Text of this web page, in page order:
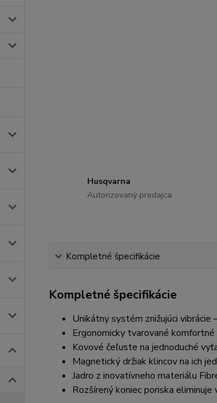
Husqvarna
Autorizovaný predajca
Kompletné špecifikácie
Kompletné špecifikácie
Unikátny systém znižujúci vibrácie
Ergonomicky tvarované komfortné
Kovové čeľuste na jednoduché
Magnetický držiak klincov na ich
Jadro z inovatívneho materiálu
Rozšírený koniec poriska eliminuje